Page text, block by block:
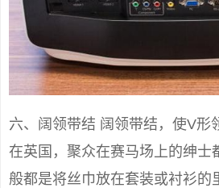
六、阔领带结 阔领带结，使V形
在英国，聚众在赛马场上的绅士
般都是将丝巾放在套装或衬衫的